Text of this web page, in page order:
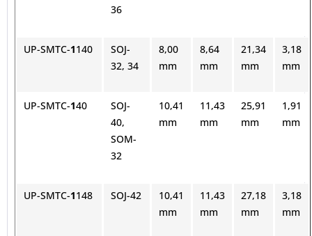
36
UP-SMTC-1140
SOJ-
32, 34
8,00
mm
8,64
mm
21,34
mm
3,18
mm
UP-SMTC-140
SOJ-
40,
SOM-
32
10,41
mm
11,43
mm
25,91
mm
1,91
mm
UP-SMTC-1148 SOJ-42
10,41
mm
11,43
mm
27,18
mm
3,18
mm